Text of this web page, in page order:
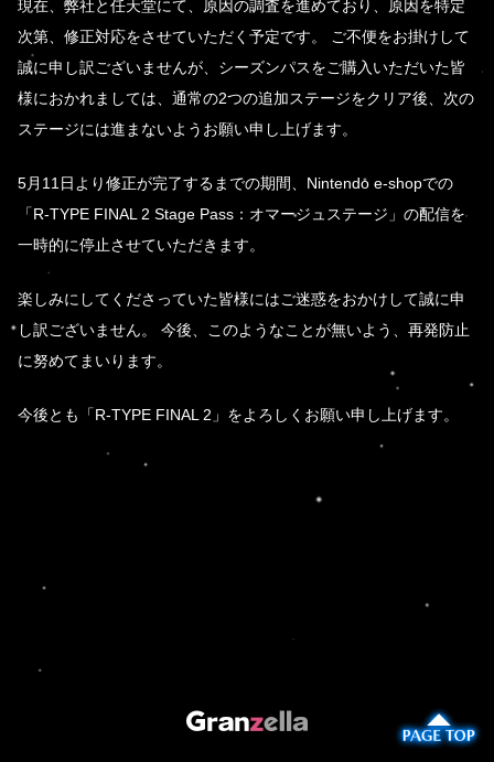
現在、弊社と任天堂にて、原因の調査を進めており、原因を特定
次第、修正対応をさせていただく予定です。 ご不便をお掛けして
誠に申し訳ございませんが、シーズンパスをご購入いただいた皆
様におかれましては、通常の2つの追加ステージをクリア後、次の
ステージには進まないようお願い申し上げます。
5月11日より修正が完了するまでの期間、Nintendo e-shopでの
「R-TYPE FINAL 2 Stage Pass：オマージュステージ」の配信を
一時的に停止させていただきます。
楽しみにしてくださっていた皆様にはご迷惑をおかけして誠に申
し訳ございません。 今後、このようなことが無いよう、再発防止
に努めてまいります。
今後とも「R-TYPE FINAL 2」をよろしくお願い申し上げます。